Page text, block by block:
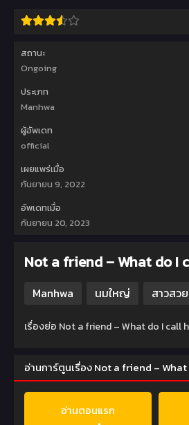
สถานะ
Ongoing
ประเภท
Manhwa
ผู้อัพเดท
official
เผยแพร่เมื่อ
กันยายน 9, 2022
อัพเดทเมื่อ
กันยายน 20, 2023
Not a friend – What do I
Manhwa นมใหญ่ สาวสวย
เรื่องย่อ Not a friend – What do I call
อ่านการ์ตูนเรื่อง Not a friend –
อ่านตอนแรก